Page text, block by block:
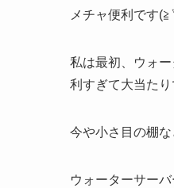
メチャ便利です
私は最初、ウォ
利すぎて大当た
今や小さ目の棚
ウォーターサー